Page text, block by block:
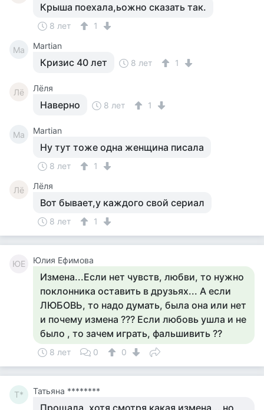
Крыша поехала,ьожно сказать так.
8 лет 1
Ma Martian
Кризис 40 лет 8 лет 1
Лё Лёля
Наверно 8 лет 1
Ma Martian
Ну тут тоже одна женщина писала
8 лет 1
Лё Лёля
Вот бывает,у каждого свой сериал
8 лет 1
ЮЕ Юлия Ефимова
Измена...Если нет чувств, любви, то нужно
поклонника оставить в друзьях... А если
ЛЮБОВЬ, то надо думать, была она или нет
и почему измена ??? Если любовь ушла и не
было , то зачем играть, фальшивить ??
8 лет 0 0
Т* Татьяна ********
Прощала, хотя смотря какая измена... но